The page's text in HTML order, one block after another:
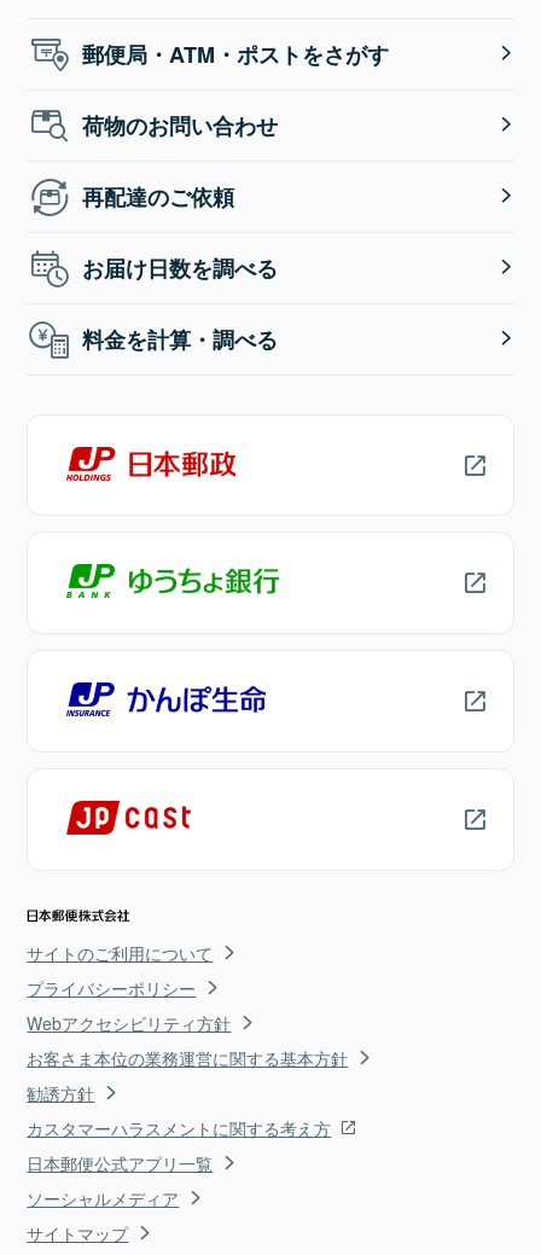
郵便局・ATM・ポストをさがす
荷物のお問い合わせ
再配達のご依頼
お届け日数を調べる
料金を計算・調べる
サイトのご利用について
プライバシーポリシー
Webアクセシビリティ方針
お客さま本位の業務運営に関する基本方針
勧誘方針
カスタマーハラスメントに関する考え方
日本郵便公式アプリ一覧
ソーシャルメディア
サイトマップ